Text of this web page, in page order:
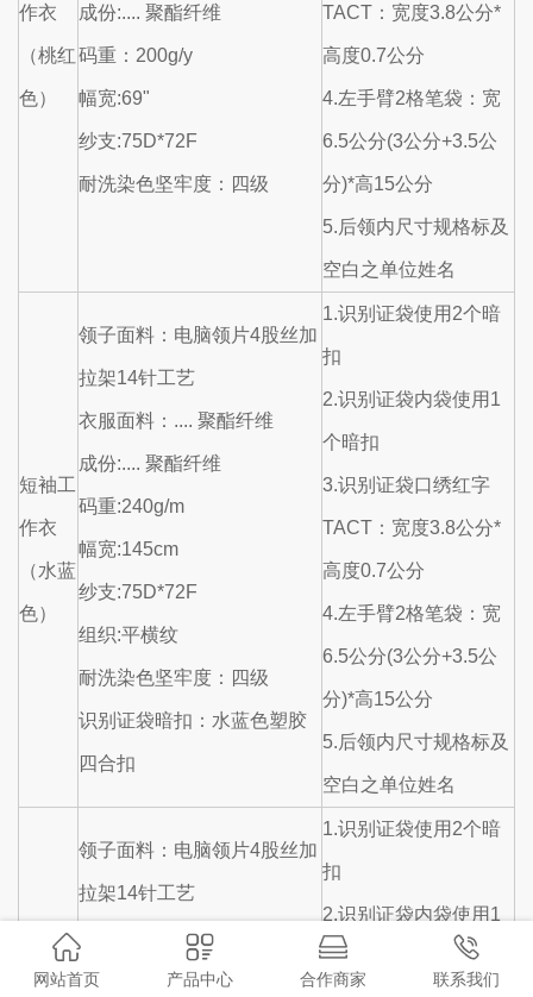
作衣
（桃红
色）
成份:.... 聚酯纤维
码重：200g/y
幅宽:69"
纱支:75D*72F
耐洗染色坚牢度：四级
TACT：宽度3.8公分*
高度0.7公分
4.左手臂2格笔袋：宽
6.5公分(3公分+3.5公
分)*高15公分
5.后领内尺寸规格标及
空白之单位姓名
短袖工
作衣
（水蓝
色）
领子面料：电脑领片4股丝加
拉架14针工艺
衣服面料：.... 聚酯纤维
成份:.... 聚酯纤维
码重:240g/m
幅宽:145cm
纱支:75D*72F
组织:平横纹
耐洗染色坚牢度：四级
识别证袋暗扣：水蓝色塑胶
四合扣
1.识别证袋使用2个暗
扣
2.识别证袋内袋使用1
个暗扣
3.识别证袋口绣红字
TACT：宽度3.8公分*
高度0.7公分
4.左手臂2格笔袋：宽
6.5公分(3公分+3.5公
分)*高15公分
5.后领内尺寸规格标及
空白之单位姓名
领子面料：电脑领片4股丝加
拉架14针工艺
衣服面料：.... 聚酯纤维
成份:.... 聚酯纤维
1.识别证袋使用2个暗
扣
2.识别证袋内袋使用1
个暗扣
网站首页 产品中心 合作商家 联系我们